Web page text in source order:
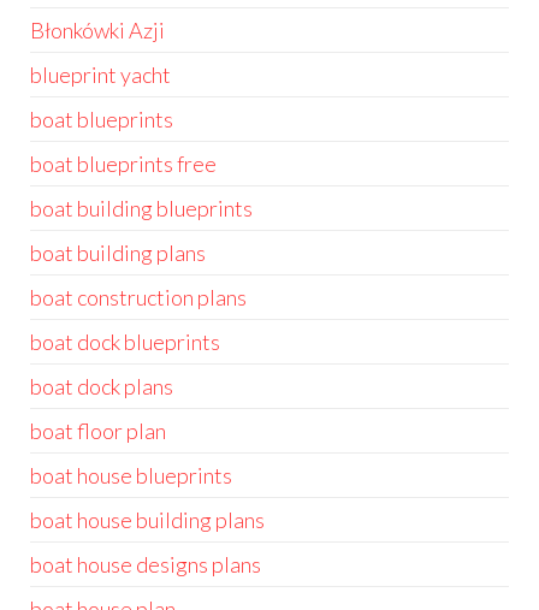
Błonkówki Azji
blueprint yacht
boat blueprints
boat blueprints free
boat building blueprints
boat building plans
boat construction plans
boat dock blueprints
boat dock plans
boat floor plan
boat house blueprints
boat house building plans
boat house designs plans